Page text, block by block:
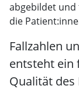
abgebildet
die
Fallzahlen
entsteht ein
Qualität des